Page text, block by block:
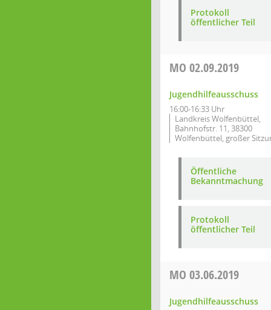
Protokoll
öffentlicher Teil
MO 02.09.2019
Jugendhilfeausschuss
16:00-16:33 Uhr
Landkreis Wolfenbüttel,
Bahnhofstr. 11, 38300
Wolfenbüttel, großer
Öffentliche
Bekanntmachung
Protokoll
öffentlicher Teil
MO 03.06.2019
Jugendhilfeausschuss